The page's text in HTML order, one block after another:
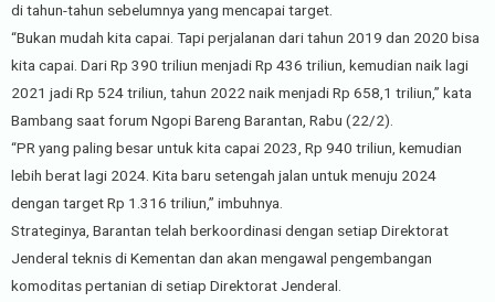
di tahun-tahun sebelumnya yang mencapai target.
“Bukan mudah kita capai. Tapi perjalanan dari tahun 2019 dan 2020 bisa
kita capai. Dari Rp 390 triliun menjadi Rp 436 triliun, kemudian naik lagi
2021 jadi Rp 524 triliun, tahun 2022 naik menjadi Rp 658,1 triliun,” kata
Bambang saat forum Ngopi Bareng Barantan, Rabu (22/2).
“PR yang paling besar untuk kita capai 2023, Rp 940 triliun, kemudian
lebih berat lagi 2024. Kita baru setengah jalan untuk menuju 2024
dengan target Rp 1.316 triliun,” imbuhnya.
Strateginya, Barantan telah berkoordinasi dengan setiap Direktorat
Jenderal teknis di Kementan dan akan mengawal pengembangan
komoditas pertanian di setiap Direktorat Jenderal.